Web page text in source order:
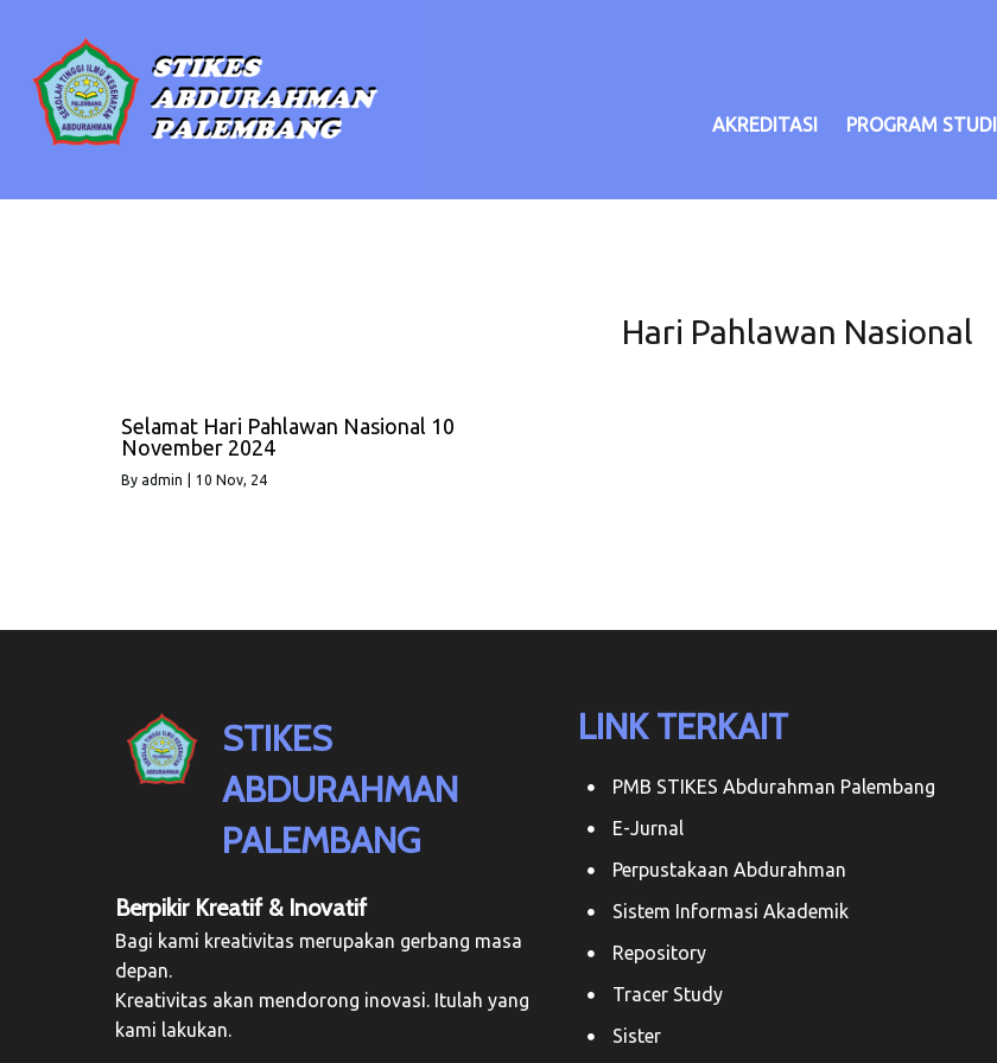
AKREDITASI PROGRAM STUDI
Hari Pahlawan Nasional
Selamat Hari Pahlawan Nasional 10
November 2024
By admin 10 Nov, 24
STIKES
ABDURAHMAN
PALEMBANG
Berpikir Kreatif & Inovatif
Bagi kami kreativitas merupakan gerbang masa
depan.
Kreativitas akan mendorong inovasi. Itulah yang
kami lakukan.
LINK TERKAIT
PMB STIKES Abdurahman Palembang
E-Jurnal
Perpustakaan Abdurahman
Sistem Informasi Akademik
Repository
Tracer Study
Sister